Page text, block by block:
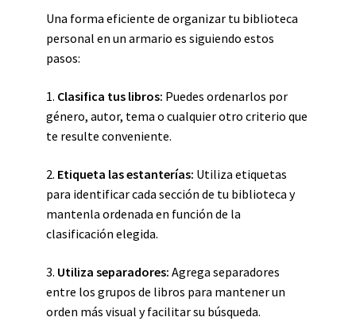
Una forma eficiente de organizar tu biblioteca
personal en un armario es siguiendo estos
pasos:
1. Clasifica tus libros: Puedes ordenarlos por
género, autor, tema o cualquier otro criterio que
te resulte conveniente.
2. Etiqueta las estanterías: Utiliza etiquetas
para identificar cada sección de tu biblioteca y
mantenla ordenada en función de la
clasificación elegida.
3. Utiliza separadores: Agrega separadores
entre los grupos de libros para mantener un
orden más visual y facilitar su búsqueda.